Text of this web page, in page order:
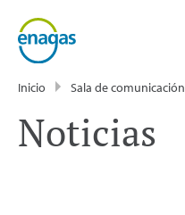
Inicio Sala de comunicación
Noticias